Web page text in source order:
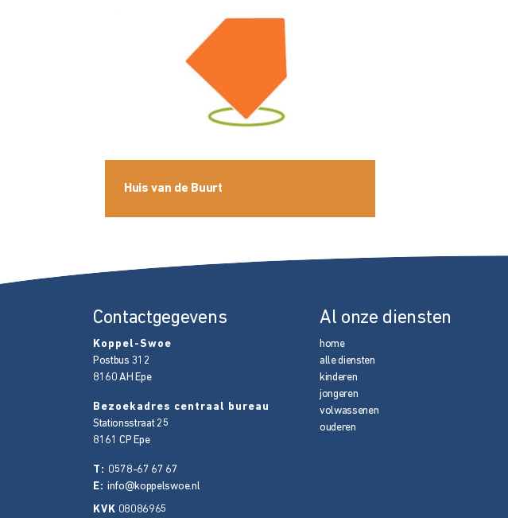
Huis van de Buurt
Contactgegevens
Koppel-Swoe
Postbus 312
8160 AH Epe
Bezoekadres centraal bureau
Stationsstraat 25
8161 CP Epe
T: 0578-67 67 67
E: info@koppelswoe.nl
KVK 08086965
Al onze diensten
home
alle diensten
kinderen
jongeren
volwassenen
ouderen